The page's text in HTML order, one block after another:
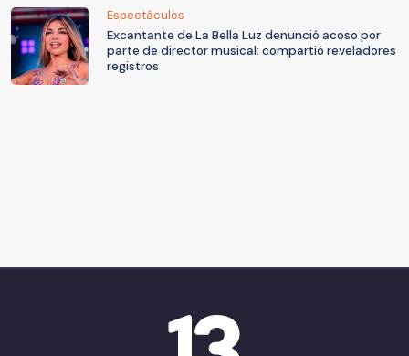
Espectáculos
Excantante de La Bella Luz denunció acoso por
parte de director musical: compartió reveladores
registros